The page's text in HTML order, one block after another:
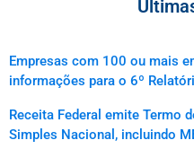
Empresas com 100 ou mais
informações para o 6º
Receita Federal emite Termo
Simples Nacional, incluindo